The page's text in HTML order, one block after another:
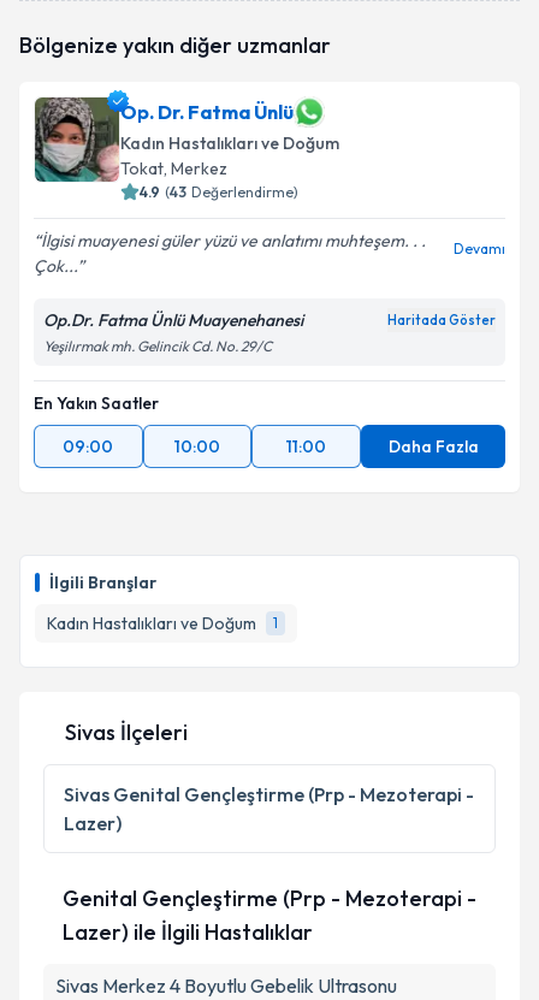
İlgili Branşlar
Kadın Hastalıkları ve Doğum
1
Bölgenize yakın diğer uzmanlar
Op. Dr. Fatma Ünlü
Kadın Hastalıkları ve Doğum
Tokat, Merkez
4.9 (43 Değerlendirme)
İlgisi muayenesi güler yüzü ve anlatımı muhteşem. . .
Çok...
Devamı
Op.Dr. Fatma Ünlü Muayenehanesi Haritada Göster
Yeşilırmak mh. Gelincik Cd. No. 29/C
En Yakın Saatler
09:00
10:00 11:00 Daha Fazla
Sivas İlçeleri
Sivas Genital Gençleştirme (Prp - Mezoterapi -
Lazer)
Genital Gençleştirme (Prp - Mezoterapi -
Lazer) ile İlgili Hastalıklar
Sivas Merkez 4 Boyutlu Gebelik Ultrasonu